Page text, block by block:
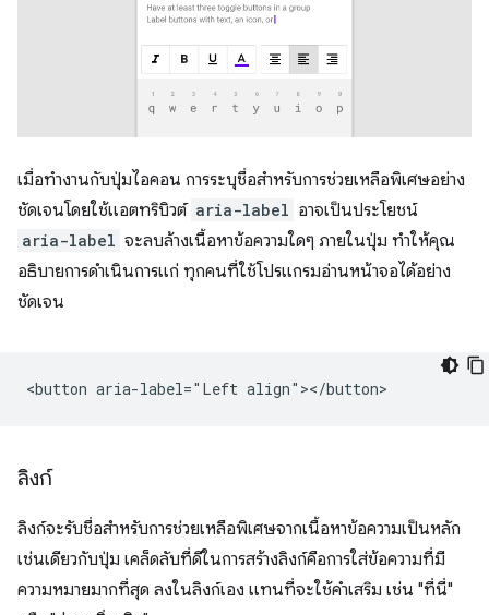
เมื่อทำงานกับปุ่มไอคอน การระบุชื่อสำหรับการช่วยเหลือพิเศษอย่าง
ชัดเจนโดยใช้แอตทริบิวต์ aria-label อาจเป็นประโยชน์
aria-label จะลบล้างเนื้อหาข้อความใดๆ ภายในปุ่ม ทำให้คุณ
อธิบายการดำเนินการแก่ ทุกคนที่ใช้โปรแกรมอ่านหน้าจอได้อย่าง
ชัดเจน
ลิงก์
ลิงก์จะรับชื่อสำหรับการช่วยเหลือพิเศษจากเนื้อหาข้อความเป็นหลัก
เช่นเดียวกับปุ่ม เคล็ดลับที่ดีในการสร้างลิงก์คือการใส่ข้อความที่มี
ความหมายมากที่สุด ลงในลิงก์เอง แทนที่จะใช้คำเสริม เช่น "ที่นี่"